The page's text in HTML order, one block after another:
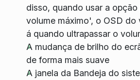
disso, quando usar a
volume máximo', o OSD
á quando ultrapassar o
A mudança de brilho do
de forma mais suave
A janela da Bandeja do